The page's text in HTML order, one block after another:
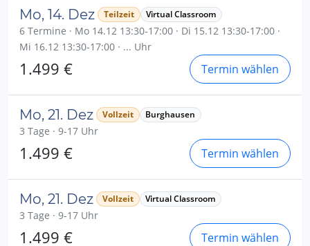
Mo, 14. Dez Teilzeit Virtual Classroom
6 Termine · Mo 14.12 13:30-17:00 · Di 15.12 13:30-17:00 ·
Mi 16.12 13:30-17:00 · ... Uhr
1.499 € Termin wählen
Mo, 21. Dez Vollzeit Burghausen
3 Tage · 9-17 Uhr
1.499 € Termin wählen
Mo, 21. Dez Vollzeit Virtual Classroom
3 Tage · 9-17 Uhr
1.499 € Termin wählen